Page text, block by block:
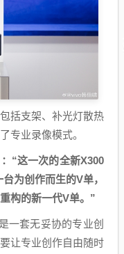
括支架、补光灯散热
专业录像模式。
“这一次的全新X300
为创作而生的V单，
构的新一代V单。”
一套无妥协的专业创
让专业创作自由随时